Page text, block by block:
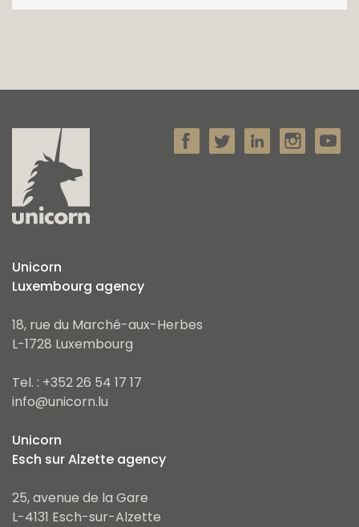
Unicorn
Luxembourg agency
18, rue du Marché-aux-Herbes
L-1728 Luxembourg
Tel. : +352 26 54 17 17
info@unicorn.lu
Unicorn
Esch sur Alzette agency
25, avenue de la Gare
L-4131 Esch-sur-Alzette